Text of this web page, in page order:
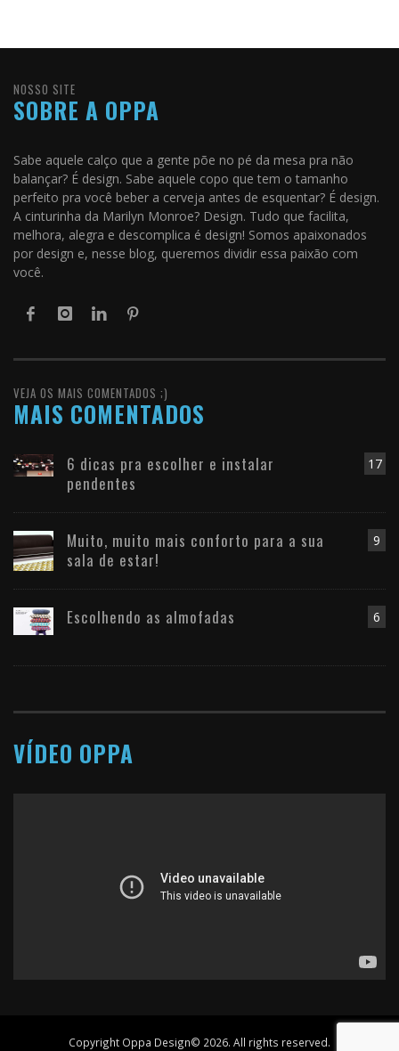
NOSSO SITE
SOBRE A OPPA
Sabe aquele calço que a gente põe no pé da mesa pra não
balançar? É design. Sabe aquele copo que tem o tamanho
perfeito pra você beber a cerveja antes de esquentar? É design.
A cinturinha da Marilyn Monroe? Design. Tudo que facilita,
melhora, alegra e descomplica é design! Somos apaixonados
por design e, nesse blog, queremos dividir essa paixão com
você.
VEJA OS MAIS COMENTADOS ;)
MAIS COMENTADOS
17
6 dicas pra escolher e instalar
pendentes
9
Muito, muito mais conforto para a sua
sala de estar!
6
Escolhendo as almofadas
VÍDEO OPPA
Copyright Oppa Design© 2026. All rights reserved.